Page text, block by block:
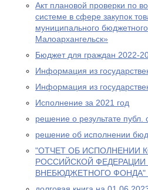
Акт плановой проверки по
системе в сфере закупок
муниципального
Малоархангельск»
Бюджет для граждан 2022-
Информация из
Информация из
Исполнение за 2021 год
решение о результате
решение об исполнении
"ОТЧЕТ ОБ ИСПОЛНЕНИИ
РОССИЙСКОЙ
ВНЕБЮДЖЕТНОГО ФОНДА"